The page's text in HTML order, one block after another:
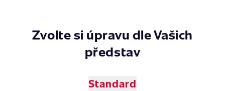
Zvolte si úpravu dle Vašich
představ
Standard